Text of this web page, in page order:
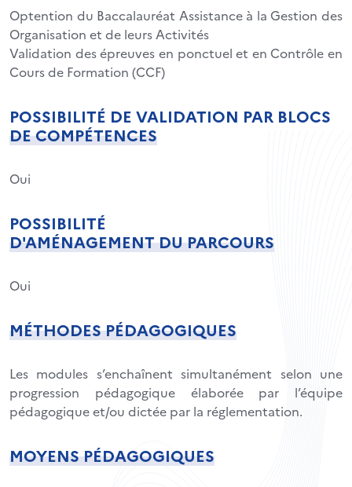
Optention du Baccalauréat Assistance à la Gestion des
Organisation et de leurs Activités
Validation des épreuves en ponctuel et en Contrôle en
Cours de Formation (CCF)
POSSIBILITÉ DE VALIDATION PAR BLOCS
DE COMPÉTENCES
Oui
POSSIBILITÉ
D'AMÉNAGEMENT DU PARCOURS
Oui
MÉTHODES PÉDAGOGIQUES
Les modules s’enchaînent simultanément selon une
progression pédagogique élaborée par l’équipe
pédagogique et/ou dictée par la réglementation.
MOYENS PÉDAGOGIQUES